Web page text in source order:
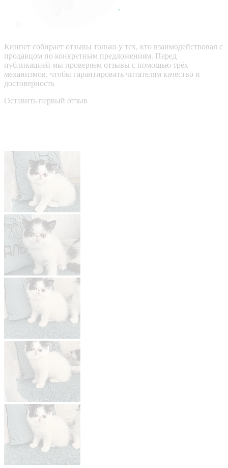
Кинпет собирает отзывы только у тех, кто взаимодействовал с
продавцом по конкретным предложениям. Перед
публикацией мы проверяем отзывы с помощью трёх
механизмов, чтобы гарантировать читателям качество и
достоверность
Оставить первый отзыв